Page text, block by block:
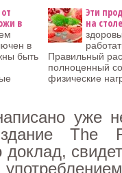
в
в
быть
Эти
на столе
Правильный
полноценный
физические
уже
The
доклад,